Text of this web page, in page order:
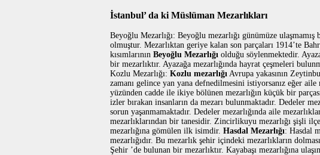
İstanbul’ da ki Müslüman Mezarlıkları
Beyoğlu Mezarlığı: Beyoğlu mezarlığı günümüze
olmuştur. Mezarlıktan geriye kalan son parçaları 1914’te
kısımlarının Beyoğlu Mezarlığı olduğu söylenmektedir.
bir mezarlıktır. Ayazağa mezarlığında hayrat çeşmeleri
Kozlu Mezarlığı: Kozlu mezarlığı Avrupa yakasının
zamanı gelince yan yana defnedilmesini istiyorsanız eğer
yüzünden cadde ile ikiye bölünen mezarlığın küçük bir
izler bırakan insanların da mezarı bulunmaktadır. Dedeler
sorun yaşanmamaktadır. Dedeler mezarlığında aile
mezarlıklarından bir tanesidir. Zincirlikuyu mezarlığı şişli
mezarlığına gömülen ilk isimdir. Hasdal Mezarlığı: Hasdal
mezarlığıdır. Bu mezarlık şehir içindeki mezarlıkların
Şehir ’de bulunan bir mezarlıktır. Kayabaşı mezarlığına